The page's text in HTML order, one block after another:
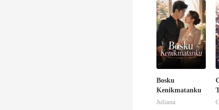
Bosku
Kenikmatanku
Juliana